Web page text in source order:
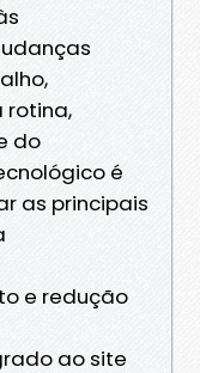
do
é
as principais
e redução
ao site